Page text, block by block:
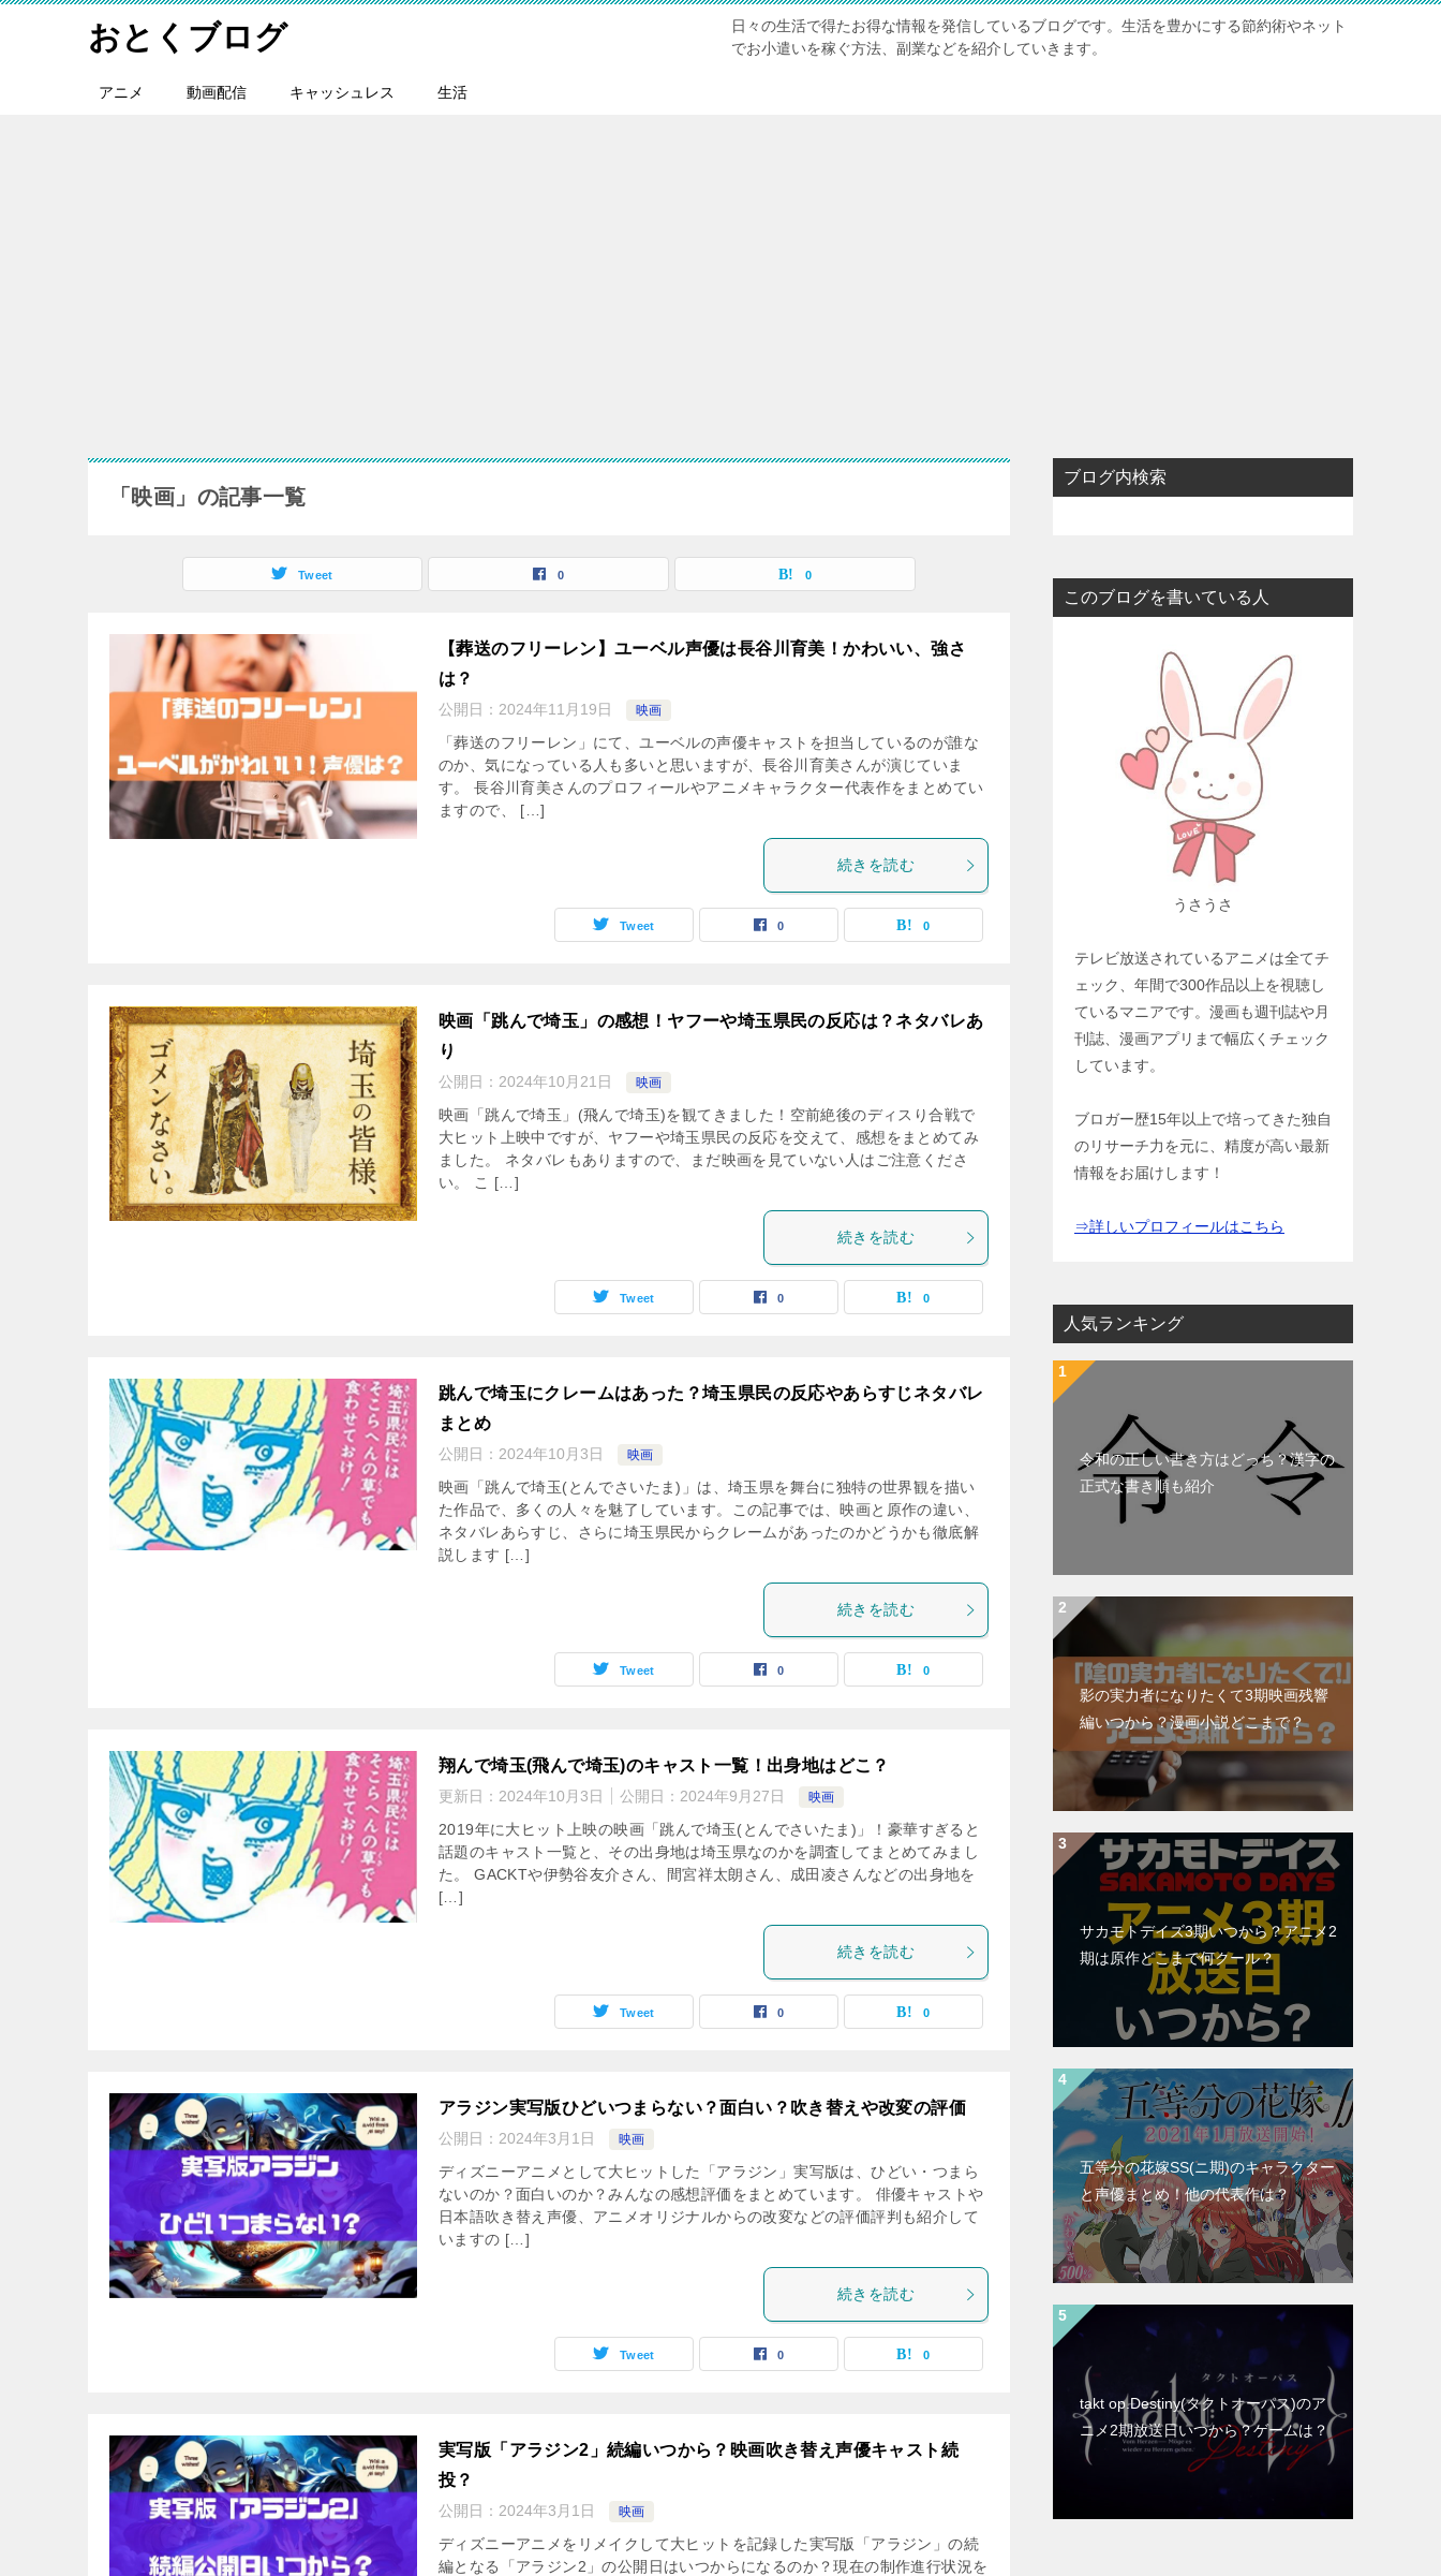
おとくブログ
日々の生活で得たお得な情報を発信しているブログです。生活を豊かにする節約術やネット
でお小遣いを稼ぐ方法、副業などを紹介していきます。
アニメ 動画配信 キャッシュレス 生活
「映画」の記事一覧
Tweet 0 0
【葬送のフリーレン】ユーベル声優は長谷川育美！かわいい、強さ
は？
公開日： 2024年11月19日 映画
「葬送のフリーレン」にて、ユーベルの声優キャストを担当しているのが誰な
のか、気になっている人も多いと思いますが、長谷川育美さんが演じていま
す。 長谷川育美さんのプロフィールやアニメキャラクター代表作をまとめてい
ますので、 […]
続きを読む
Tweet 0 0
映画「跳んで埼玉」の感想！ヤフーや埼玉県民の反応は？ネタバレあ
り
公開日： 2024年10月21日 映画
映画「跳んで埼玉」(飛んで埼玉)を観てきました！空前絶後のディスり合戦で
大ヒット上映中ですが、ヤフーや埼玉県民の反応を交えて、感想をまとめてみ
ました。 ネタバレもありますので、まだ映画を見ていない人はご注意くださ
い。 こ […]
続きを読む
Tweet 0 0
跳んで埼玉にクレームはあった？埼玉県民の反応やあらすじネタバレ
まとめ
公開日： 2024年10月3日 映画
映画「跳んで埼玉(とんでさいたま)」は、埼玉県を舞台に独特の世界観を描い
た作品で、多くの人々を魅了しています。この記事では、映画と原作の違い、
ネタバレあらすじ、さらに埼玉県民からクレームがあったのかどうかも徹底解
説します […]
続きを読む
Tweet 0 0
翔んで埼玉(飛んで埼玉)のキャスト一覧！出身地はどこ？
更新日： 2024年10月3日 公開日： 2024年9月27日 映画
2019年に大ヒット上映の映画「跳んで埼玉(とんでさいたま)」！豪華すぎると
話題のキャスト一覧と、その出身地は埼玉県なのかを調査してまとめてみまし
た。 GACKTや伊勢谷友介さん、間宮祥太朗さん、成田凌さんなどの出身地を
[…]
続きを読む
Tweet 0 0
アラジン実写版ひどいつまらない？面白い？吹き替えや改変の評価
公開日： 2024年3月1日 映画
ディズニーアニメとして大ヒットした「アラジン」実写版は、ひどい・つまら
ないのか？面白いのか？みんなの感想評価をまとめています。 俳優キャストや
日本語吹き替え声優、アニメオリジナルからの改変などの評価評判も紹介して
いますの […]
続きを読む
Tweet 0 0
実写版「アラジン2」続編いつから？映画吹き替え声優キャスト続
投？
公開日： 2024年3月1日 映画
ディズニーアニメをリメイクして大ヒットを記録した実写版「アラジン」の続
編となる「アラジン2」の公開日はいつからになるのか？現在の制作進行状況を
ブログ内検索
このブログを書いている人
うさうさ
テレビ放送されているアニメは全てチ
ェック、年間で300作品以上を視聴し
ているマニアです。漫画も週刊誌や月
刊誌、漫画アプリまで幅広くチェック
しています。
ブロガー歴15年以上で培ってきた独自
のリサーチ力を元に、精度が高い最新
情報をお届けします！
⇒詳しいプロフィールはこちら
人気ランキング
令和の正しい書き方はどっち？漢字の
正式な書き順も紹介
影の実力者になりたくて3期映画残響
編いつから？漫画小説どこまで？
サカモトデイズ3期いつから？アニメ2
期は原作どこまで何クール？
五等分の花嫁SS(ニ期)のキャラクター
と声優まとめ！他の代表作は？
takt op.Destiny(タクトオーパス)のア
ニメ2期放送日いつから？ゲームは？